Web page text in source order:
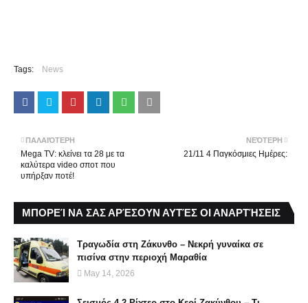
Tags: News
ΝΕΌΤΕΡΗ
21/11 4 Παγκόσμιες Ημέρες:
ΠΑΛΑΙΌΤΕΡΗ
Mega TV: κλείνει τα 28 με τα
καλύτερα video σποτ που
υπήρξαν ποτέ!
ΜΠΟΡΕΊ ΝΑ ΣΑΣ ΑΡΈΣΟΥΝ ΑΥΤΈΣ ΟΙ ΑΝΑΡΤΉΣΕΙΣ
Τραγωδία στη Ζάκυνθο – Νεκρή γυναίκα σε
πισίνα στην περιοχή Μαραθία
May 14, 2026